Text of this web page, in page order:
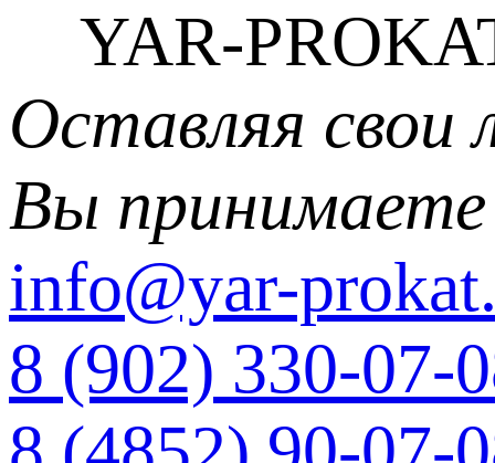
YAR-
Оставляя свои
Вы
info@yar-
8 (902) 330-07-